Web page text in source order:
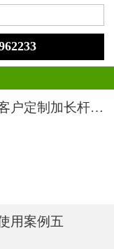
黑龙江客户定制加长杆液下渣浆泵
用案例五